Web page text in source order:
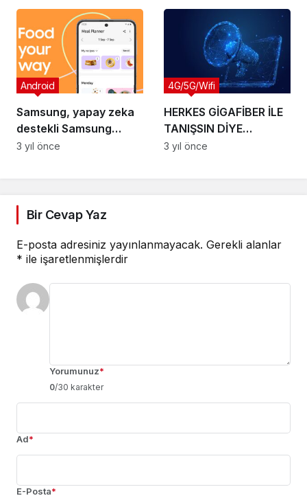
Soundcore Motion
X600
Samsung, yapay zeka
destekli Samsung
Food’u tanıttı
Android
3 yıl önce
HERKES GİGAFİBER İLE
TANIŞSIN DİYE
TURKNET’TEN DOLU
4G/5G/Wifi
3 yıl önce
Bir Cevap Yaz
E-posta adresiniz yayınlanmayacak. Gerekli alanlar
* ile işaretlenmişlerdir
Yorumunuz*
0/30 karakter
Ad*
E-Posta*